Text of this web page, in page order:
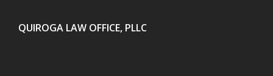
QUIROGA LAW OFFICE, PLLC